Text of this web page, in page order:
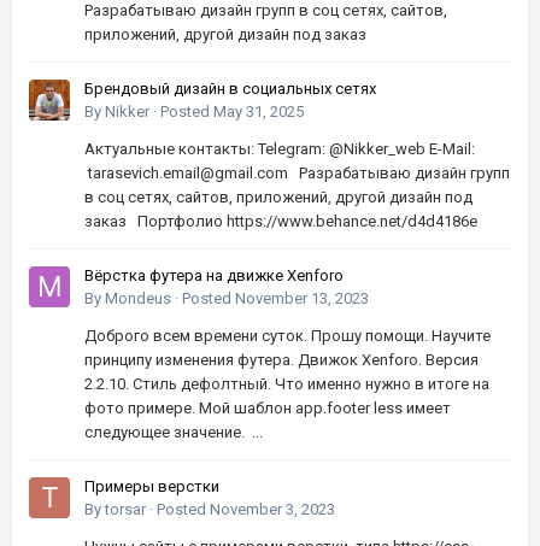
Разрабатываю дизайн групп в соц сетях, сайтов,
приложений, другой дизайн под заказ
Брендовый дизайн в социальных сетях
By Nikker · Posted May 31, 2025
Актуальные контакты: Telegram: @Nikker_web E-Mail:
tarasevich.email@gmail.com Разрабатываю дизайн групп
в соц сетях, сайтов, приложений, другой дизайн под
заказ Портфолио https://www.behance.net/d4d4186e
Вёрстка футера на движке Xenforo
By Mondeus · Posted November 13, 2023
Доброго всем времени суток. Прошу помощи. Научите
принципу изменения футера. Движок Xenforo. Версия
2.2.10. Стиль дефолтный. Что именно нужно в итоге на
фото примере. Мой шаблон app.footer less имеет
следующее значение. ...
Примеры верстки
Bytorsar · Posted November 3, 2023